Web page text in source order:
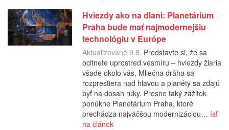
Hviezdy ako na dlani: Planetárium
Praha bude mať najmodernejšiu
technológiu v Európe
Aktualizované 9.8. Predstavte si, že sa
ocitnete uprostred vesmíru – hviezdy žiaria
všade okolo vás, Mliečna dráha sa
rozprestiera nad hlavou a planéty sa zdajú
byť na dosah ruky. Presne taký zážitok
ponúkne Planetárium Praha, ktoré
prechádza najväčšou modernizáciou… ísť
na článok